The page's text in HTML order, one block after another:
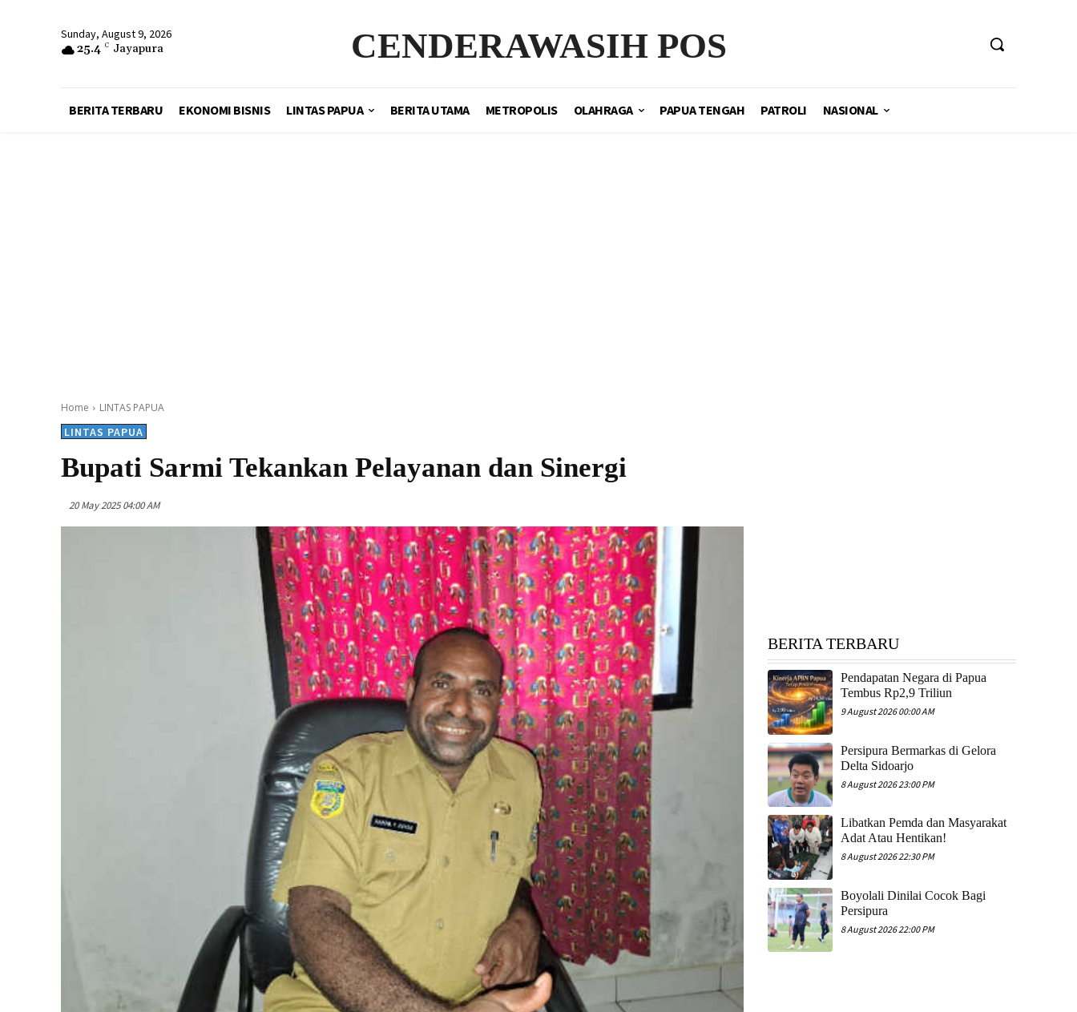
Sunday, August 9, 2026
25.4 C Jayapura CENDERAWASIH POS
BERITA TERBARU EKONOMI BISNIS LINTAS PAPUA BERITA UTAMA METROPOLIS OLAHRAGA PAPUA TENGAH PATROLI NASIONAL
Home LINTAS PAPUA
LINTAS PAPUA
Bupati Sarmi Tekankan Pelayanan dan Sinergi
20 May 2025 04:00 AM
BERITA TERBARU
Pendapatan Negara di Papua
Tembus Rp2,9 Triliun
9 August 2026 00:00 AM
Persipura Bermarkas di Gelora
Delta Sidoarjo
8 August 2026 23:00 PM
Libatkan Pemda dan Masyarakat
Adat Atau Hentikan!
8 August 2026 22:30 PM
Boyolali Dinilai Cocok Bagi
Persipura
8 August 2026 22:00 PM